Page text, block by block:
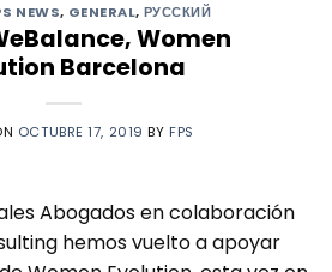
NEWS, GENERAL, РУССКИЙ
Women
Barcelona
OCTUBRE 17, 2019 BY FPS
Abogados en colaboración
hemos vuelto a apoyar